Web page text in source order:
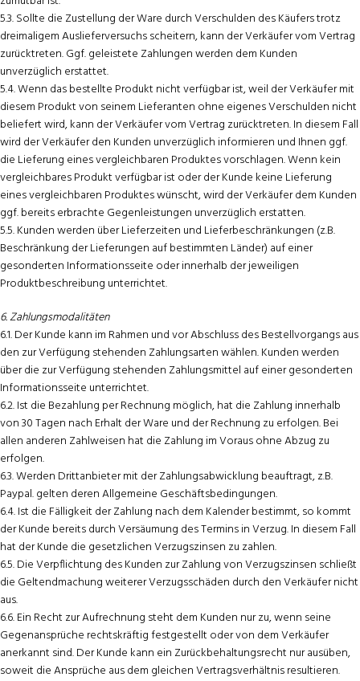
5.3. Sollte die Zustellung der Ware durch Verschulden des Käufers trotz
dreimaligem Auslieferversuchs scheitern, kann der Verkäufer vom Vertrag
zurücktreten. Ggf. geleistete Zahlungen werden dem Kunden
unverzüglich erstattet.
5.4. Wenn das bestellte Produkt nicht verfügbar ist, weil der Verkäufer mit
diesem Produkt von seinem Lieferanten ohne eigenes Verschulden nicht
beliefert wird, kann der Verkäufer vom Vertrag zurücktreten. In diesem Fall
wird der Verkäufer den Kunden unverzüglich informieren und Ihnen ggf.
die Lieferung eines vergleichbaren Produktes vorschlagen. Wenn kein
vergleichbares Produkt verfügbar ist oder der Kunde keine Lieferung
eines vergleichbaren Produktes wünscht, wird der Verkäufer dem Kunden
ggf. bereits erbrachte Gegenleistungen unverzüglich erstatten.
5.5. Kunden werden über Lieferzeiten und Lieferbeschränkungen (z.B.
Beschränkung der Lieferungen auf bestimmten Länder) auf einer
gesonderten Informationsseite oder innerhalb der jeweiligen
Produktbeschreibung unterrichtet.
6. Zahlungsmodalitäten
6.1. Der Kunde kann im Rahmen und vor Abschluss des Bestellvorgangs aus
den zur Verfügung stehenden Zahlungsarten wählen. Kunden werden
über die zur Verfügung stehenden Zahlungsmittel auf einer gesonderten
Informationsseite unterrichtet.
6.2. Ist die Bezahlung per Rechnung möglich, hat die Zahlung innerhalb
von 30 Tagen nach Erhalt der Ware und der Rechnung zu erfolgen. Bei
allen anderen Zahlweisen hat die Zahlung im Voraus ohne Abzug zu
erfolgen.
6.3. Werden Drittanbieter mit der Zahlungsabwicklung beauftragt, z.B.
Paypal. gelten deren Allgemeine Geschäftsbedingungen.
6.4. Ist die Fälligkeit der Zahlung nach dem Kalender bestimmt, so kommt
der Kunde bereits durch Versäumung des Termins in Verzug. In diesem Fall
hat der Kunde die gesetzlichen Verzugszinsen zu zahlen.
6.5. Die Verpflichtung des Kunden zur Zahlung von Verzugszinsen schließt
die Geltendmachung weiterer Verzugsschäden durch den Verkäufer nicht
aus.
6.6. Ein Recht zur Aufrechnung steht dem Kunden nur zu, wenn seine
Gegenansprüche rechtskräftig festgestellt oder von dem Verkäufer
anerkannt sind. Der Kunde kann ein Zurückbehaltungsrecht nur ausüben,
soweit die Ansprüche aus dem gleichen Vertragsverhältnis resultieren.